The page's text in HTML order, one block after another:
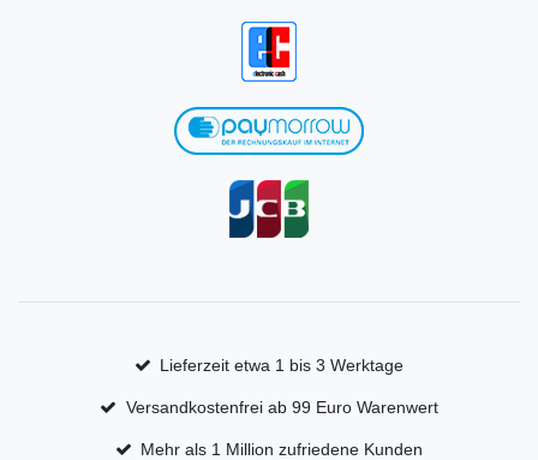
Lieferzeit etwa 1 bis 3 Werktage
Versandkostenfrei ab 99 Euro Warenwert
Mehr als 1 Million zufriedene Kunden